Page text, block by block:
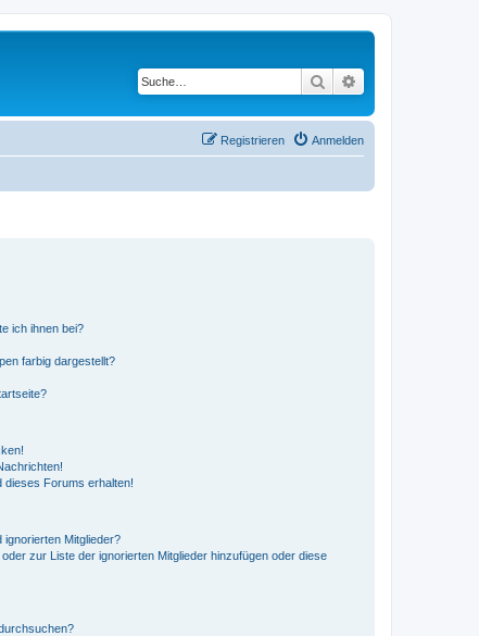
Suche
Anmelden
Registrieren
ich ihnen bei?
farbig dargestellt?
dieses Forums erhalten!
ignorierten Mitglieder?
zur Liste der ignorierten Mitglieder hinzufügen oder diese